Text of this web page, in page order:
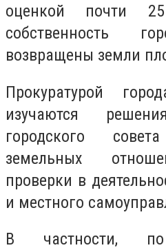
оценкой почти
собственность
возвращены земли
Прокуратурой
изучаются
городского
земельных
проверки в
и местного
В частности, по